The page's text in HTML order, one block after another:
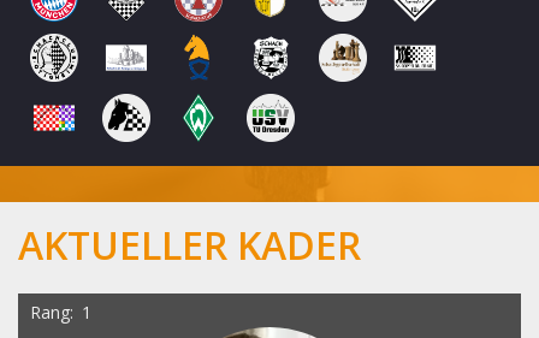
AKTUELLER KADER
Rang 1